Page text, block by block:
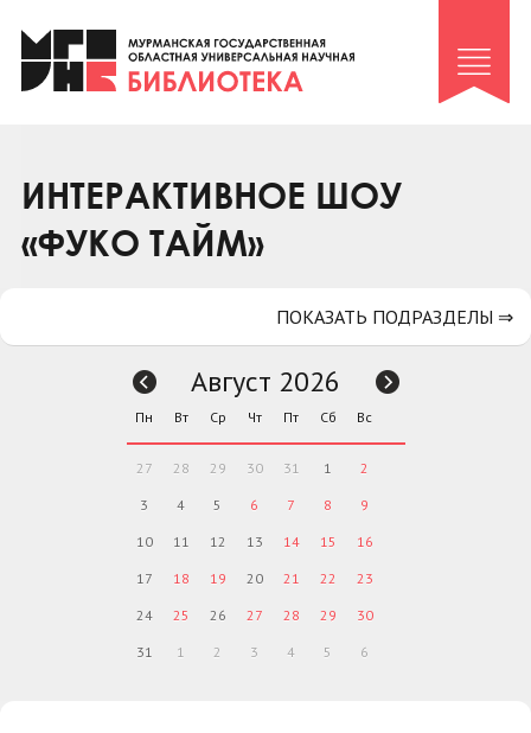
Клуб «Гиря и сельдерей»
Клуб «Семейный архив»
Коллегам
Контакты
ИНТЕРАКТИВНОЕ ШОУ
«ФУКО ТАЙМ»
ПОКАЗАТЬ ПОДРАЗДЕЛЫ ⇒
Август 2026
Пн Вт Ср Чт Пт Сб Вс
27 28 29 30 31 1 2
3 4 5 6 7 8 9
10 11 12 13 14 15 16
17 18 19 20 21 22 23
24 25 26 27 28 29 30
31 1 2 3 4 5 6